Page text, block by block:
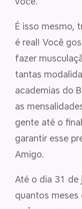
É isso mesmo,
é real! Você
fazer
tantas
academias do
as
gente até o
garantir esse
Amigo.
Até o dia 31 de
quantos meses